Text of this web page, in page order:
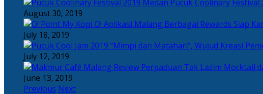
Pucuk Coolinary
August 30, 2019
Berbagai Rewards Siap
July 18, 2019
“Mimpi dan Matahari”, Wujud Kreasi
July 12, 2019
Perpaduan Tak Lazim Mocktail
June 13, 2019
Previous Next